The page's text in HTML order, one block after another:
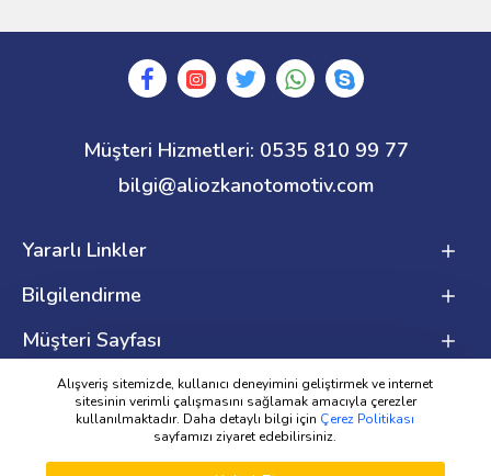
Adet SEPETE EKLE HEMEN
SATIN AL
WHATSAPP İLE SIPARIŞ VERMEK İÇIN TIKLAYINIZ
Müşteri Hizmetleri: 0535 810 99 77
bilgi@aliozkanotomotiv.com
Yararlı Linkler
Bilgilendirme
Müşteri Sayfası
Copyright © 2025 -Web Tasarım - Seo Hizmeti
Alışveriş sitemizde, kullanıcı deneyimini geliştirmek ve internet
sitesinin verimli çalışmasını sağlamak amacıyla çerezler
kullanılmaktadır. Daha detaylı bilgi için Çerez Politikası
sayfamızı ziyaret edebilirsiniz.